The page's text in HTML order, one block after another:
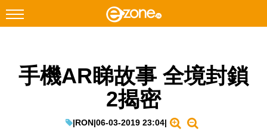
Facebook Instagram
手機AR睇故事 全境封鎖
2揭密
|RON|06-03-2019 23:04|